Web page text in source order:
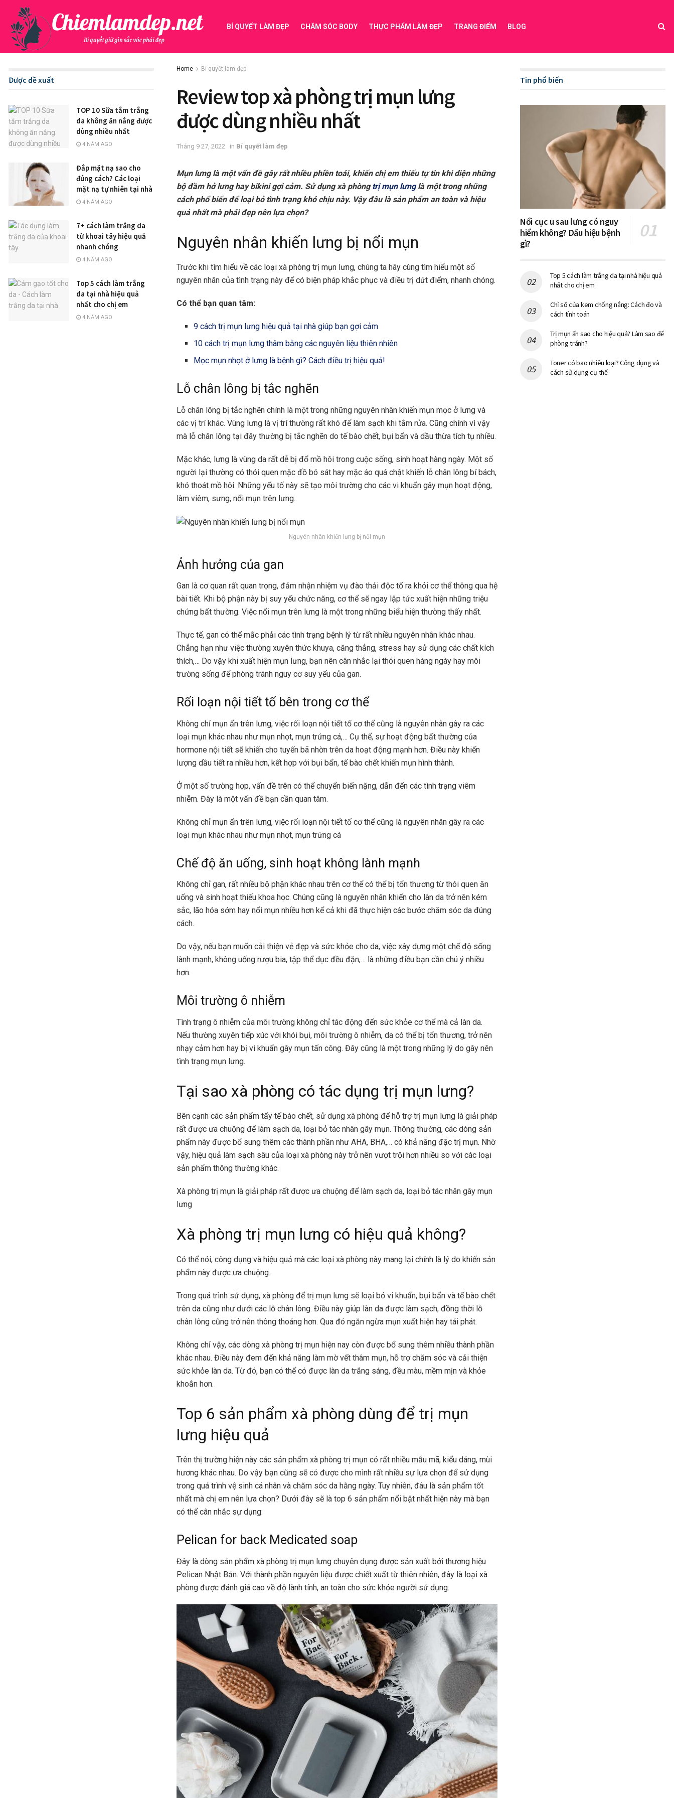
BÍ QUYẾT LÀM ĐẸP CHĂM SÓC BODY THỰC PHẨM LÀM ĐẸP TRANG ĐIỂM BLOG
Home Bí quyết làm đẹp
Review top xà phòng trị mụn lưng
được dùng nhiều nhất
Tháng 9 27, 2022 in Bí quyết làm đẹp
Mụn lưng là một vấn đề gây rất nhiều phiền toái, khiến chị em thiếu tự tin khi diện những
bộ đầm hở lưng hay bikini gợi cảm. Sử dụng xà phòngtrị mụn lưnglà một trong những
cách phổ biến để loại bỏ tình trạng khó chịu này. Vậy đâu là sản phẩm an toàn và hiệu
quả nhất mà phái đẹp nên lựa chọn?
Nguyên nhân khiến lưng bị nổi mụn
Trước khi tìm hiểu về các loại xà phòng trị mụn lưng, chúng ta hãy cùng tìm hiểu một số
nguyên nhân của tình trạng này để có biện pháp khắc phục và điều trị dứt điểm, nhanh chóng.
Có thể bạn quan tâm:
9 cách trị mụn lưng hiệu quả tại nhà giúp bạn gợi cảm
10 cách trị mụn lưng thâm bằng các nguyên liệu thiên nhiên
Mọc mụn nhọt ở lưng là bệnh gì? Cách điều trị hiệu quả!
Lỗ chân lông bị tắc nghẽn
Lỗ chân lông bị tắc nghẽn chính là một trong những nguyên nhân khiến mụn mọc ở lưng và
các vị trí khác. Vùng lưng là vị trí thường rất khó để làm sạch khi tắm rửa. Cũng chính vì vậy
mà lỗ chân lông tại đây thường bị tắc nghẽn do tế bào chết, bụi bẩn và dầu thừa tích tụ nhiều.
Mặc khác, lưng là vùng da rất dễ bị đổ mồ hôi trong cuộc sống, sinh hoạt hàng ngày. Một số
người lại thường có thói quen mặc đồ bó sát hay mặc áo quá chật khiến lỗ chân lông bí bách,
khó thoát mồ hôi. Những yếu tố này sẽ tạo môi trường cho các vi khuẩn gây mụn hoạt động,
làm viêm, sưng, nổi mụn trên lưng.
Nguyên nhân khiến lưng bị nổi mụn
Ảnh hưởng của gan
Gan là cơ quan rất quan trọng, đảm nhận nhiệm vụ đào thải độc tố ra khỏi cơ thể thông qua hệ
bài tiết. Khi bộ phận này bị suy yếu chức năng, cơ thể sẽ ngay lập tức xuất hiện những triệu
chứng bất thường. Việc nổi mụn trên lưng là một trong những biểu hiện thường thấy nhất.
Thực tế, gan có thể mắc phải các tình trạng bệnh lý từ rất nhiều nguyên nhân khác nhau.
Chẳng hạn như việc thường xuyên thức khuya, căng thẳng, stress hay sử dụng các chất kích
thích,… Do vậy khi xuất hiện mụn lưng, bạn nên cân nhắc lại thói quen hàng ngày hay môi
trường sống để phòng tránh nguy cơ suy yếu của gan.
Rối loạn nội tiết tố bên trong cơ thể
Không chỉ mụn ẩn trên lưng, việc rối loạn nội tiết tố cơ thể cũng là nguyên nhân gây ra các
loại mụn khác nhau như mụn nhọt, mụn trứng cá,… Cụ thể, sự hoạt động bất thường của
hormone nội tiết sẽ khiến cho tuyến bã nhờn trên da hoạt động mạnh hơn. Điều này khiến
lượng dầu tiết ra nhiều hơn, kết hợp với bụi bẩn, tế bào chết khiến mụn hình thành.
Ở một số trường hợp, vấn đề trên có thể chuyển biến nặng, dẫn đến các tình trạng viêm
nhiễm. Đây là một vấn đề bạn cần quan tâm.
Không chỉ mụn ẩn trên lưng, việc rối loạn nội tiết tố cơ thể cũng là nguyên nhân gây ra các
loại mụn khác nhau như mụn nhọt, mụn trứng cá
Chế độ ăn uống, sinh hoạt không lành mạnh
Không chỉ gan, rất nhiều bộ phận khác nhau trên cơ thể có thể bị tổn thương từ thói quen ăn
uống và sinh hoạt thiếu khoa học. Chúng cũng là nguyên nhân khiến cho làn da trở nên kém
sắc, lão hóa sớm hay nổi mụn nhiều hơn kể cả khi đã thực hiện các bước chăm sóc da đúng
cách.
Do vậy, nếu bạn muốn cải thiện vẻ đẹp và sức khỏe cho da, việc xây dựng một chế độ sống
lành mạnh, không uống rượu bia, tập thể dục đều đặn,… là những điều bạn cần chú ý nhiều
hơn.
Môi trường ô nhiễm
Tình trạng ô nhiễm của môi trường không chỉ tác động đến sức khỏe cơ thể mà cả làn da.
Nếu thường xuyên tiếp xúc với khói bụi, môi trường ô nhiễm, da có thể bị tổn thương, trở nên
nhạy cảm hơn hay bị vi khuẩn gây mụn tấn công. Đây cũng là một trong những lý do gây nên
tình trạng mụn lưng.
Tại sao xà phòng có tác dụng trị mụn lưng?
Bên cạnh các sản phẩm tẩy tế bào chết, sử dụng xà phòng để hỗ trợ trị mụn lưng là giải pháp
rất được ưa chuộng để làm sạch da, loại bỏ tác nhân gây mụn. Thông thường, các dòng sản
phẩm này được bổ sung thêm các thành phần như AHA, BHA,… có khả năng đặc trị mụn. Nhờ
vậy, hiệu quả làm sạch sâu của loại xà phòng này trở nên vượt trội hơn nhiều so với các loại
sản phẩm thông thường khác.
Xà phòng trị mụn là giải pháp rất được ưa chuộng để làm sạch da, loại bỏ tác nhân gây mụn
lưng
Xà phòng trị mụn lưng có hiệu quả không?
Có thể nói, công dụng và hiệu quả mà các loại xà phòng này mang lại chính là lý do khiến sản
phẩm này được ưa chuộng.
Trong quá trình sử dụng, xà phòng để trị mụn lưng sẽ loại bỏ vi khuẩn, bụi bẩn và tế bào chết
trên da cũng như dưới các lỗ chân lông. Điều này giúp làn da được làm sạch, đồng thời lỗ
chân lông cũng trở nên thông thoáng hơn. Qua đó ngăn ngừa mụn xuất hiện hay tái phát.
Không chỉ vậy, các dòng xà phòng trị mụn hiện nay còn được bổ sung thêm nhiều thành phần
khác nhau. Điều này đem đến khả năng làm mờ vết thâm mụn, hỗ trợ chăm sóc và cải thiện
sức khỏe làn da. Từ đó, bạn có thể có được làn da trắng sáng, đều màu, mềm mịn và khỏe
khoắn hơn.
Top 6 sản phẩm xà phòng dùng để trị mụn
lưng hiệu quả
Trên thị trường hiện này các sản phẩm xà phòng trị mụn có rất nhiều mẫu mã, kiểu dáng, mùi
hương khác nhau. Do vậy bạn cũng sẽ có được cho mình rất nhiều sự lựa chọn để sử dụng
trong quá trình vệ sinh cá nhân và chăm sóc da hằng ngày. Tuy nhiên, đâu là sản phẩm tốt
nhất mà chị em nên lựa chọn? Dưới đây sẽ là top 6 sản phẩm nổi bật nhất hiện này mà bạn
có thể cân nhắc sự dụng:
Pelican for back Medicated soap
Đây là dòng sản phẩm xà phòng trị mụn lưng chuyên dụng được sản xuất bởi thương hiệu
Pelican Nhật Bản. Với thành phần nguyên liệu được chiết xuất từ thiên nhiên, đây là loại xà
phòng được đánh giá cao về độ lành tính, an toàn cho sức khỏe người sử dụng.
Được đề xuất
TOP 10 Sữa tắm trắng
da không ăn nắng được
dùng nhiều nhất
4 NĂM AGO
Đắp mặt nạ sao cho
đúng cách? Các loại
mặt nạ tự nhiên tại nhà
4 NĂM AGO
7+ cách làm trắng da
từ khoai tây hiệu quả
nhanh chóng
4 NĂM AGO
Top 5 cách làm trắng
da tại nhà hiệu quả
nhất cho chị em
4 NĂM AGO
Tin phổ biến
Nổi cục u sau lưng có nguy
hiểm không? Dấu hiệu bệnh
gì?
Top 5 cách làm trắng da tại nhà hiệu quả
nhất cho chị em
Chỉ số của kem chống nắng: Cách đo và
cách tính toán
Trị mụn ẩn sao cho hiệu quả? Làm sao để
phòng tránh?
Toner có bao nhiêu loại? Công dụng và
cách sử dụng cụ thể